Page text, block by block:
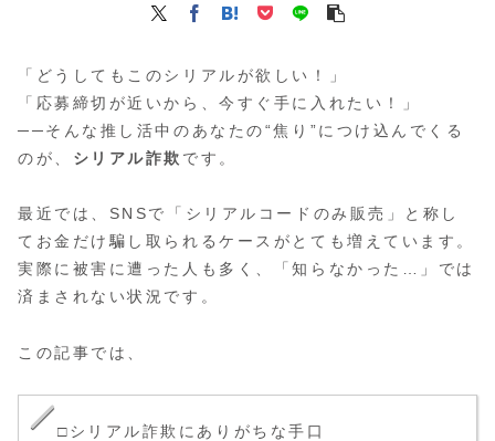
「どうしてもこのシリアルが欲しい！」
「応募締切が近いから、今すぐ手に入れたい！」
──そんな推し活中のあなたの“焦り”につけ込んでくる
のが、 シリアル詐欺 です。
最近では、SNSで「シリアルコードのみ販売」と称し
てお金だけ騙し取られるケースがとても増えています。
実際に被害に遭った人も多く、「知らなかった…」では
済まされない状況です。
この記事では、
□シリアル詐欺にありがちな手口